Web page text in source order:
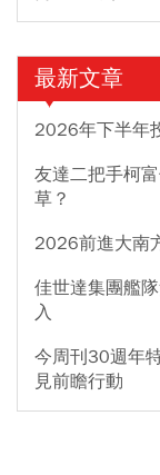
最新文章
2026年下半年
友達二把手柯
草？
2026前進大南
佳世達集團艦
入
今周刊30週年
見前瞻行動